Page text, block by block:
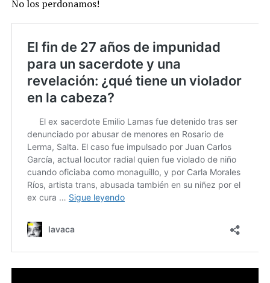
No los perdonamos!